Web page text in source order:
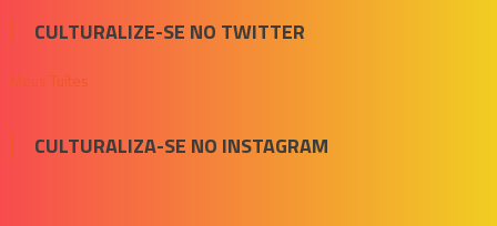
CULTURALIZE-SE NO TWITTER
Meus Tuítes
CULTURALIZA-SE NO INSTAGRAM